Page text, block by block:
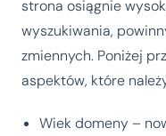
strona osiągnie
wyszukiwania,
zmiennych. Poniżej
aspektów, które
Wiek domeny –